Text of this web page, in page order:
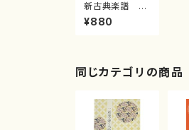
新古典楽譜 独
奏 みだれ
（春・秋） 抜粋
平光美・坂本正
彦 共著/楽譜）
¥880
同じカテゴリの商品